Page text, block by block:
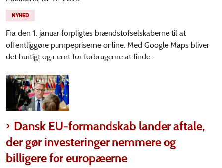
NYHED
Fra den 1. januar forpligtes brændstofselskaberne til at
offentliggøre pumpepriserne online. Med Google Maps bliver
det hurtigt og nemt for forbrugerne at finde...
Dansk EU-formandskab lander aftale,
der gør investeringer nemmere og
billigere for europæerne